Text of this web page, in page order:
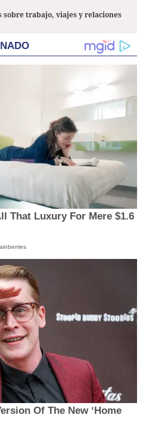
sobre trabajo, viajes y relaciones
That Luxury For Mere $1.6
Of The New ‘Home